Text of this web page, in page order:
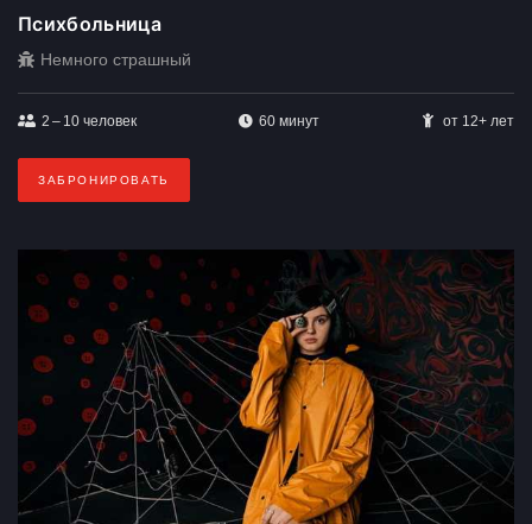
Психбольница
Немного страшный
2 – 10 человек 60 минут от 12+ лет
ЗАБРОНИРОВАТЬ